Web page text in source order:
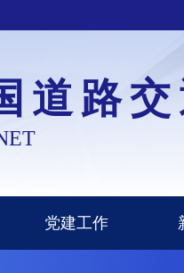
道路交
党建工作